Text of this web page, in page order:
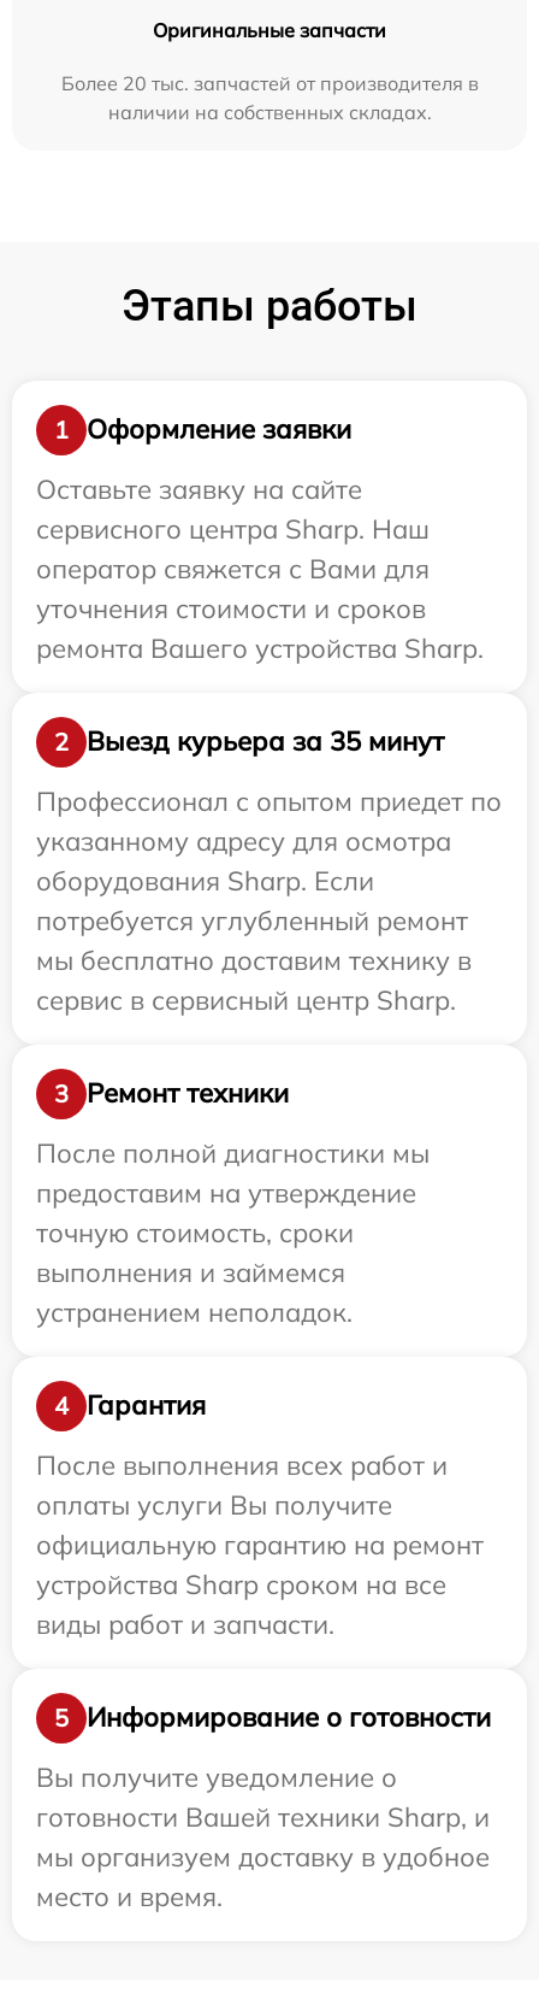
Оригинальные запчасти
Более 20 тыс. запчастей от производителя в
наличии на собственных складах.
Этапы работы
1
Оформление заявки
Оставьте заявку на сайте
сервисного центра Sharp. Наш
оператор свяжется с Вами для
уточнения стоимости и сроков
ремонта Вашего устройства Sharp.
2
Выезд курьера за 35 минут
Профессионал с опытом приедет по
указанному адресу для осмотра
оборудования Sharp. Если
потребуется углубленный ремонт
мы бесплатно доставим технику в
сервис в сервисный центр Sharp.
3
Ремонт техники
После полной диагностики мы
предоставим на утверждение
точную стоимость, сроки
выполнения и займемся
устранением неполадок.
4
Гарантия
После выполнения всех работ и
оплаты услуги Вы получите
официальную гарантию на ремонт
устройства Sharp сроком на все
виды работ и запчасти.
5
Информирование о готовности
Вы получите уведомление о
готовности Вашей техники Sharp, и
мы организуем доставку в удобное
место и время.